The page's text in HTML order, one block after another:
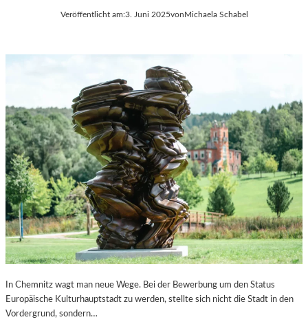
Veröffentlicht am:3. Juni 2025vonMichaela Schabel
In Chemnitz wagt man neue Wege. Bei der Bewerbung um den Status
Europäische Kulturhauptstadt zu werden, stellte sich nicht die Stadt in den
Vordergrund, sondern…